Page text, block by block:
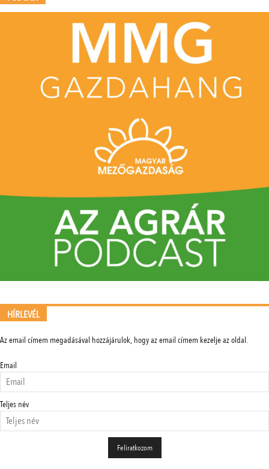
HÍRLEVÉL
Az email címem megadásával hozzájárulok, hogy az email címem kezelje az oldal.
Email
Teljes név